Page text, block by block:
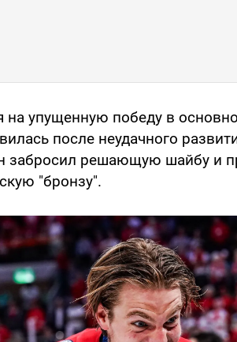
на упущенную победу в
после неудачного
забросил решающую шайбу и
"бронзу".